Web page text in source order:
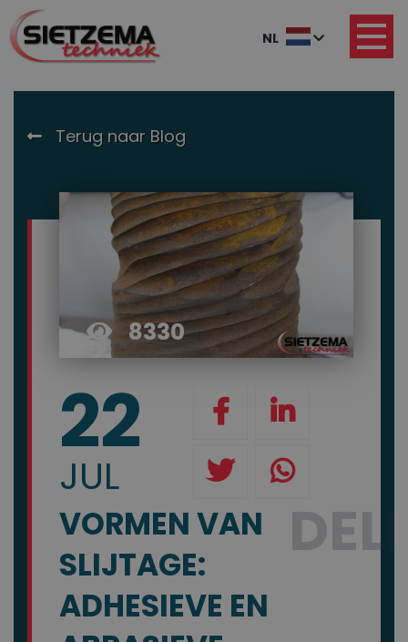
Terug naar Blog
8330
22
JUL
VORMEN VAN
SLIJTAGE:
ADHESIEVE EN
NL